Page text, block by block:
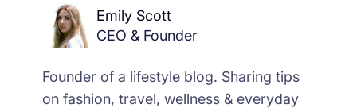
Emily Scott
CEO & Founder
Founder of a lifestyle blog. Sharing tips
on fashion, travel, wellness & everyday